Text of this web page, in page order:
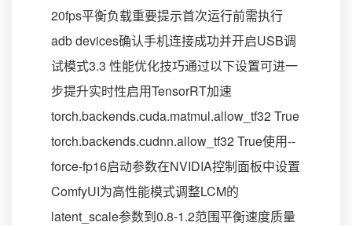
20fps平衡负载重要提示首次运行前需执行
adb devices确认手机连接成功并开启USB调
试模式3.3 性能优化技巧通过以下设置可进一
步提升实时性启用TensorRT加速
torch.backends.cuda.matmul.allow_tf32 True
torch.backends.cudnn.allow_tf32 True使用--
force-fp16启动参数在NVIDIA控制面板中设置
ComfyUI为高性能模式调整LCM的
latent_scale参数到0.8-1.2范围平衡速度质量